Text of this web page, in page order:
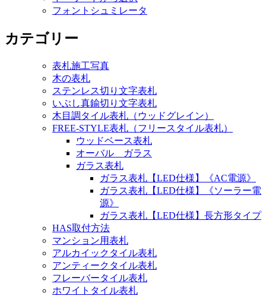
フォントシュミレータ
カテゴリー
表札施工写真
木の表札
ステンレス切り文字表札
いぶし真鍮切り文字表札
木目調タイル表札（ウッドグレイン）
FREE-STYLE表札（フリースタイル表札）
ウッドベース表札
オーバル ガラス
ガラス表札
ガラス表札【LED仕様】《AC電源》
ガラス表札【LED仕様】《ソーラー電
源》
ガラス表札【LED仕様】長方形タイプ
HAS取付方法
マンション用表札
アルカイックタイル表札
アンティークタイル表札
フレーバータイル表札
ホワイトタイル表札